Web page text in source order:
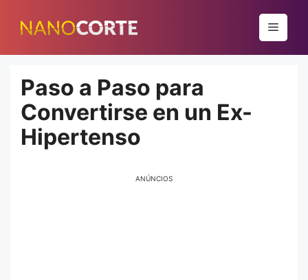
para
conteúdo
Menu
Paso a Paso para
Convertirse en un Ex-
Hipertenso
ANÚNCIOS